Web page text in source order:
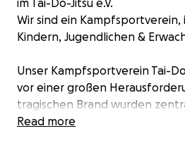
im Tai-Do-Jitsu e.V.
Wir sind ein Kampfsportverein,
Kindern, Jugendlichen &
Unser Kampfsportverein Tai-
vor einer großen
tragischen Brand wurden
unser jährliches Trainingslager
Read more